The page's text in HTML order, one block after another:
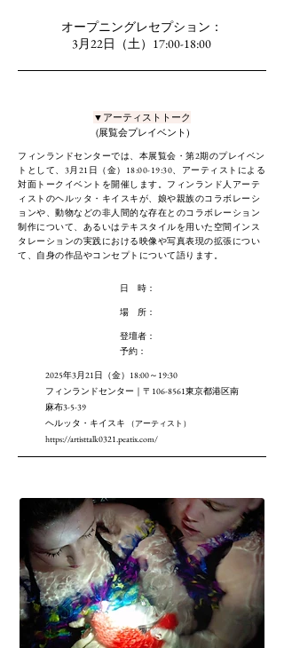
オープニングレセプション：
3月22日（土）17:00-18:00
▼アーティストトーク
(展覧会プレイベント)
フィンランドセンターでは、本展覧会・第2期のプレイベン
トとして、3月21日（金）18:00-19:30、アーティストによる
対面トークイベントを開催します。フィンランド人アーテ
ィストのヘルッタ・キイスキが、娘や親族のコラボレーシ
ョンや、動物などの非人間的な存在とのコラボレーション
制作について、あるいはテキスタイルを用いた空間インス
タレーションの実践における映像や写真表現の拡張につい
て、自身の作品やコンセプトについて語ります。
日 時：
場 所：
登壇者：
予約：
2025年3月21日（金）18:00～19:30
フィンランドセンター｜〒106-8561東京都港区南
麻布3-5-39
ヘルッタ・キイスキ
（アーティスト）
https://artisttalk0321.peatix.com/